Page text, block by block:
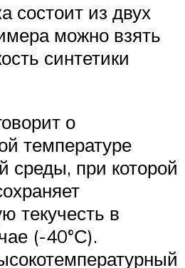
из двух
можно взять
синтетики
о
температуре
среды, при которой
текучесть в
(-40°С).